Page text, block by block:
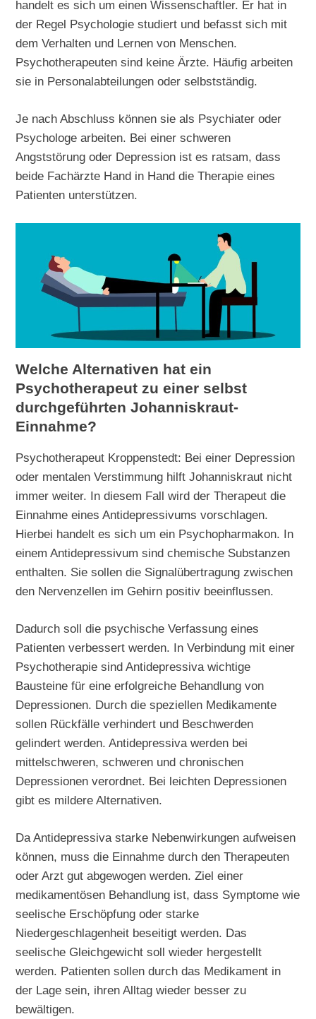
handelt es sich um einen Wissenschaftler. Er hat in
der Regel Psychologie studiert und befasst sich mit
dem Verhalten und Lernen von Menschen.
Psychotherapeuten sind keine Ärzte. Häufig arbeiten
sie in Personalabteilungen oder selbstständig.
Je nach Abschluss können sie als Psychiater oder
Psychologe arbeiten. Bei einer schweren
Angststörung oder Depression ist es ratsam, dass
beide Fachärzte Hand in Hand die Therapie eines
Patienten unterstützen.
Welche Alternativen hat ein
Psychotherapeut zu einer selbst
durchgeführten Johanniskraut-
Einnahme?
Psychotherapeut Kroppenstedt: Bei einer Depression
oder mentalen Verstimmung hilft Johanniskraut nicht
immer weiter. In diesem Fall wird der Therapeut die
Einnahme eines Antidepressivums vorschlagen.
Hierbei handelt es sich um ein Psychopharmakon. In
einem Antidepressivum sind chemische Substanzen
enthalten. Sie sollen die Signalübertragung zwischen
den Nervenzellen im Gehirn positiv beeinflussen.
Dadurch soll die psychische Verfassung eines
Patienten verbessert werden. In Verbindung mit einer
Psychotherapie sind Antidepressiva wichtige
Bausteine für eine erfolgreiche Behandlung von
Depressionen. Durch die speziellen Medikamente
sollen Rückfälle verhindert und Beschwerden
gelindert werden. Antidepressiva werden bei
mittelschweren, schweren und chronischen
Depressionen verordnet. Bei leichten Depressionen
gibt es mildere Alternativen.
Da Antidepressiva starke Nebenwirkungen aufweisen
können, muss die Einnahme durch den Therapeuten
oder Arzt gut abgewogen werden. Ziel einer
medikamentösen Behandlung ist, dass Symptome wie
seelische Erschöpfung oder starke
Niedergeschlagenheit beseitigt werden. Das
seelische Gleichgewicht soll wieder hergestellt
werden. Patienten sollen durch das Medikament in
der Lage sein, ihren Alltag wieder besser zu
bewältigen.